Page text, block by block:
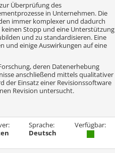
Überprüfung des
in Unternehmen. Die
immer komplexer und dadurch
Stopp und eine Unterstützung
und zu standardisieren. Eine
und einige Auswirkungen auf eine
deren Datenerhebung
anschließend mittels qualitativer
der Einsatz einer Revisionssoftware
Revision untersucht.
Sprache:
Deutsch
Verfügbar: